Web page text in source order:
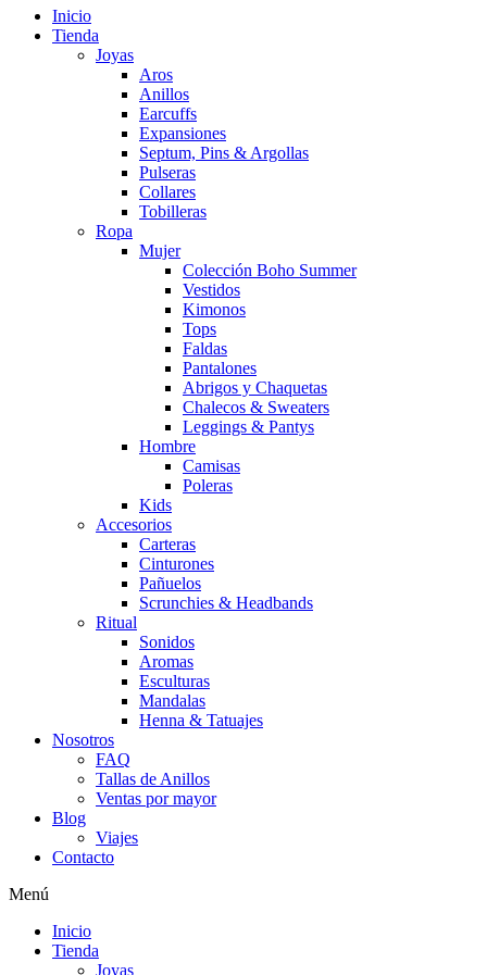
Inicio
Tienda
Joyas
Aros
Anillos
Earcuffs
Expansiones
Septum, Pins & Argollas
Pulseras
Collares
Tobilleras
Ropa
Mujer
Colección Boho Summer
Vestidos
Kimonos
Tops
Faldas
Pantalones
Abrigos y Chaquetas
Chalecos & Sweaters
Leggings & Pantys
Hombre
Camisas
Poleras
Kids
Accesorios
Carteras
Cinturones
Pañuelos
Scrunchies & Headbands
Ritual
Sonidos
Aromas
Esculturas
Mandalas
Henna & Tatuajes
Nosotros
FAQ
Tallas de Anillos
Ventas por mayor
Blog
Viajes
Contacto
Menú
Inicio
Tienda
Joyas